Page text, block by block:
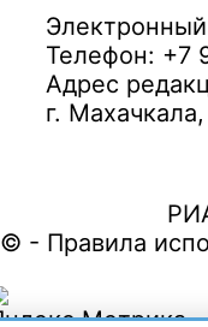
Телефон: +7
Адрес
г.
© - Правила